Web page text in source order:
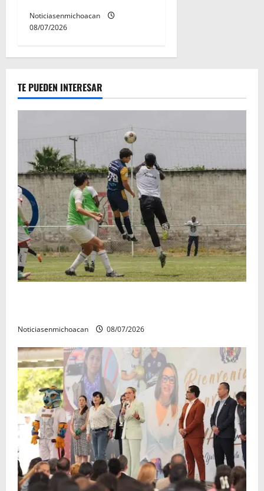
Noticiasenmichoacan
08/07/2026
TE PUEDEN INTERESAR
Noticiasenmichoacan 08/07/2026